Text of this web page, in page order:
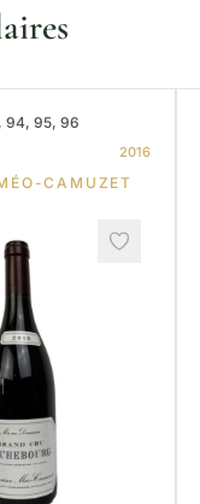
94, 95, 96
2016
CAMUZET